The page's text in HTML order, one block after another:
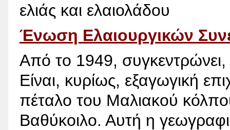
ελιάς και ελαιολάδου
Ένωση Ελαιουργικών
Από το 1949, συγκεντρώνει,
Είναι, κυρίως, εξαγωγική
πέταλο του Μαλιακού
Βαθύκοιλο. Αυτή η